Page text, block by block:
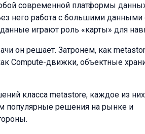
современной платформы
него работа с большими данными
играют роль «карты» для
он решает. Затронем, как
Compute-движки, объектные
класса metastore, каждое из
популярные решения на рынке и